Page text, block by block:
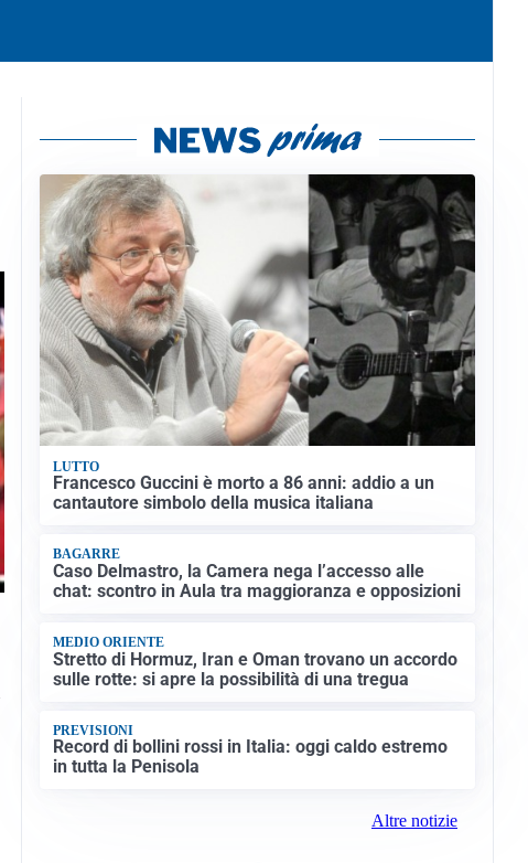
LUTTO
Francesco Guccini è morto a 86 anni: addio a un
cantautore simbolo della musica italiana
BAGARRE
Caso Delmastro, la Camera nega l’accesso alle
chat: scontro in Aula tra maggioranza e opposizioni
MEDIO ORIENTE
Stretto di Hormuz, Iran e Oman trovano un accordo
sulle rotte: si apre la possibilità di una tregua
PREVISIONI
Record di bollini rossi in Italia: oggi caldo estremo
in tutta la Penisola
Altre notizie